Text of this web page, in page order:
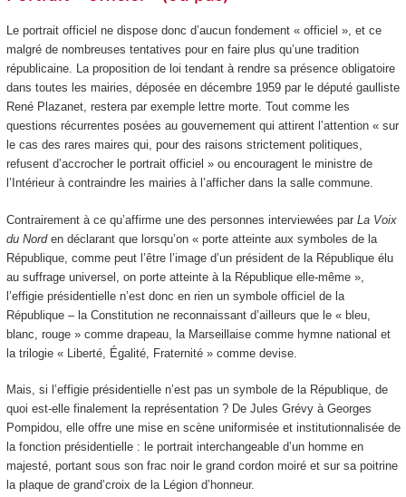
Le portrait officiel ne dispose donc d’aucun fondement « officiel », et ce
malgré de nombreuses tentatives pour en faire plus qu’une tradition
républicaine. La proposition de loi tendant à rendre sa présence obligatoire
dans toutes les mairies, déposée en décembre 1959 par le député gaulliste
René Plazanet, restera par exemple lettre morte. Tout comme les
questions récurrentes posées au gouvernement qui attirent l’attention « sur
le cas des rares maires qui, pour des raisons strictement politiques,
refusent d’accrocher le portrait officiel » ou encouragent le ministre de
l’Intérieur à contraindre les mairies à l’afficher dans la salle commune.
Contrairement à ce qu’affirme une des personnes interviewées par La Voix
du Norden déclarant que lorsqu’on « porte atteinte aux symboles de la
République, comme peut l’être l’image d’un président de la République élu
au suffrage universel, on porte atteinte à la République elle-même »,
l’effigie présidentielle n’est donc en rien un symbole officiel de la
République – la Constitution ne reconnaissant d’ailleurs que le « bleu,
blanc, rouge » comme drapeau, la Marseillaise comme hymne national et
la trilogie « Liberté, Égalité, Fraternité » comme devise.
Mais, si l’effigie présidentielle n’est pas un symbole de la République, de
quoi est-elle finalement la représentation ? De Jules Grévy à Georges
Pompidou, elle offre une mise en scène uniformisée et institutionnalisée de
la fonction présidentielle : le portrait interchangeable d’un homme en
majesté, portant sous son frac noir le grand cordon moiré et sur sa poitrine
la plaque de grand’croix de la Légion d’honneur.